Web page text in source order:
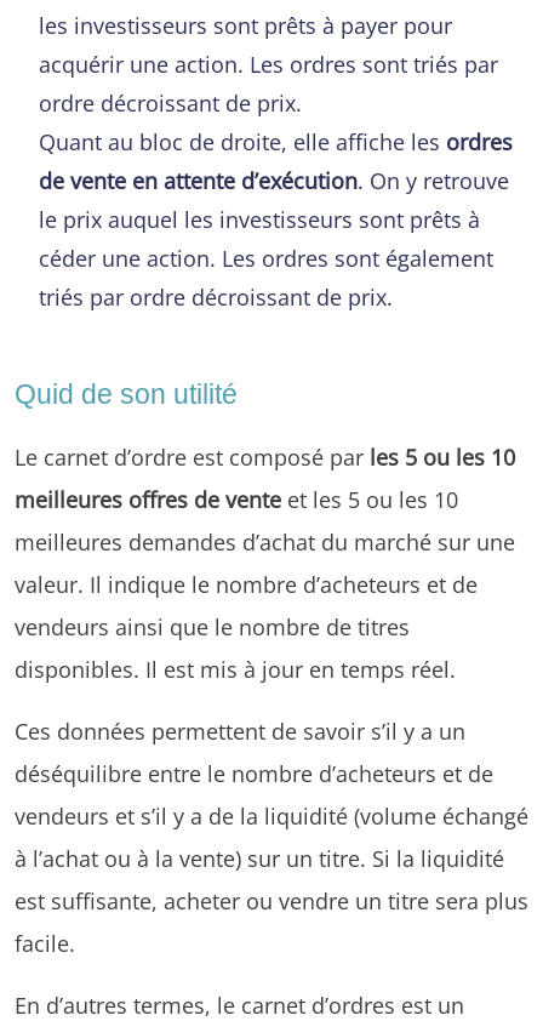
les investisseurs sont prêts à payer pour
acquérir une action. Les ordres sont triés par
ordre décroissant de prix.
Quant au bloc de droite, elle affiche les ordres
de vente en attente d’exécution. On y retrouve
le prix auquel les investisseurs sont prêts à
céder une action. Les ordres sont également
triés par ordre décroissant de prix.
Quid de son utilité
Le carnet d’ordre est composé par les 5 ou les 10
meilleures offres de vente et les 5 ou les 10
meilleures demandes d’achat du marché sur une
valeur. Il indique le nombre d’acheteurs et de
vendeurs ainsi que le nombre de titres
disponibles. Il est mis à jour en temps réel.
Ces données permettent de savoir s’il y a un
déséquilibre entre le nombre d’acheteurs et de
vendeurs et s’il y a de la liquidité (volume échangé
à l’achat ou à la vente) sur un titre. Si la liquidité
est suffisante, acheter ou vendre un titre sera plus
facile.
En d’autres termes, le carnet d’ordres est un